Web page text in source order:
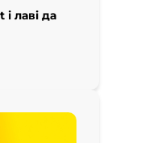
лаві да